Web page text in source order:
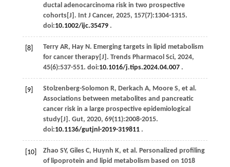
ductal adenocarcinoma risk in two prospective
cohorts[J]. Int J Cancer, 2025, 157(7):1304-1315.
doi:10.1002/ijc.35479.
[8] Terry AR, Hay N. Emerging targets in lipid metabolism
for cancer therapy[J]. Trends Pharmacol Sci, 2024,
45(6):537-551. doi:10.1016/j.tips.2024.04.007.
[9] Stolzenberg-Solomon R, Derkach A, Moore S, et al.
Associations between metabolites and pancreatic
cancer risk in a large prospective epidemiological
study[J]. Gut, 2020, 69(11):2008-2015.
doi:10.1136/gutjnl-2019-319811.
[10] Zhao SY, Giles C, Huynh K, et al. Personalized profiling
of lipoprotein and lipid metabolism based on 1018